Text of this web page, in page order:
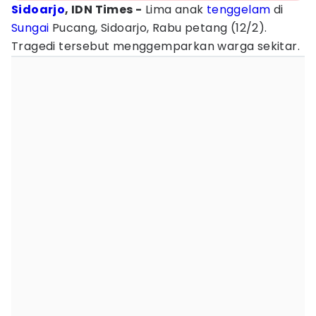
Sidoarjo, IDN Times - Lima anak tenggelam di
Sungai Pucang, Sidoarjo, Rabu petang (12/2).
Tragedi tersebut menggemparkan warga sekitar.